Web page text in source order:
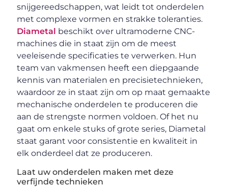
snijgereedschappen, wat leidt tot onderdelen
met complexe vormen en strakke toleranties.
Diametal beschikt over ultramoderne CNC-
machines die in staat zijn om de meest
veeleisende specificaties te verwerken. Hun
team van vakmensen heeft een diepgaande
kennis van materialen en precisietechnieken,
waardoor ze in staat zijn om op maat gemaakte
mechanische onderdelen te produceren die
aan de strengste normen voldoen. Of het nu
gaat om enkele stuks of grote series, Diametal
staat garant voor consistentie en kwaliteit in
elk onderdeel dat ze produceren.
Laat uw onderdelen maken met deze
verfijnde technieken